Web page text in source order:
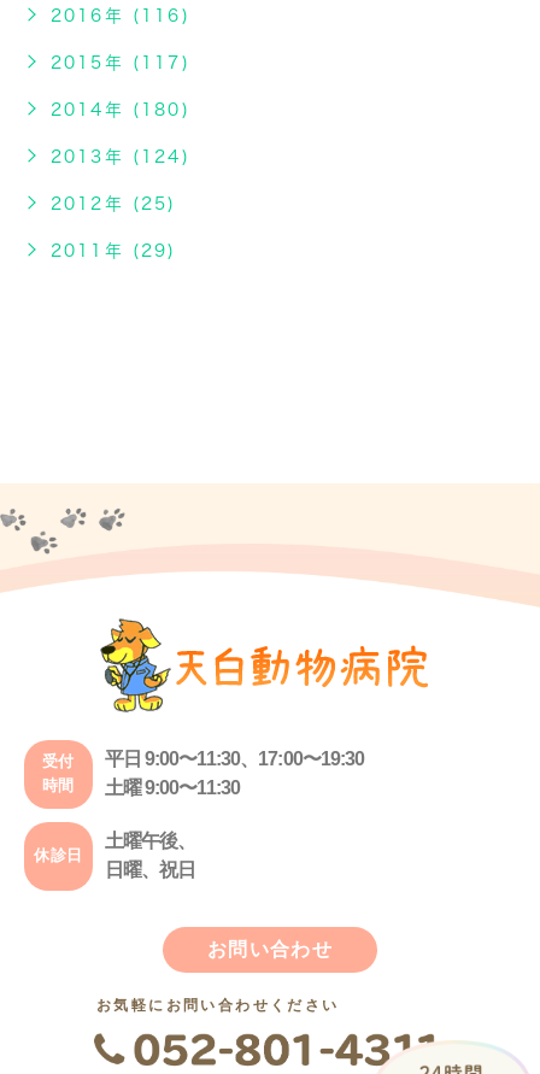
2016年 (116)
2015年 (117)
2014年 (180)
2013年 (124)
2012年 (25)
2011年 (29)
受付
時間
平日 9:00〜11:30、17:00〜19:30
土曜 9:00〜11:30
休診日
土曜午後、
日曜、祝日
お問い合わせ
お気軽にお問い合わせください